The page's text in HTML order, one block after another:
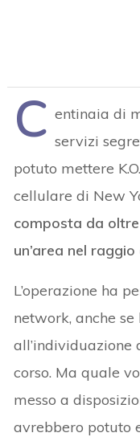
C entinaia di
servizi
potuto mettere
cellulare di New
composta da
un’area nel
L’operazione ha
network, anche
all’individuazione
corso. Ma quale
messo a
avrebbero potuto